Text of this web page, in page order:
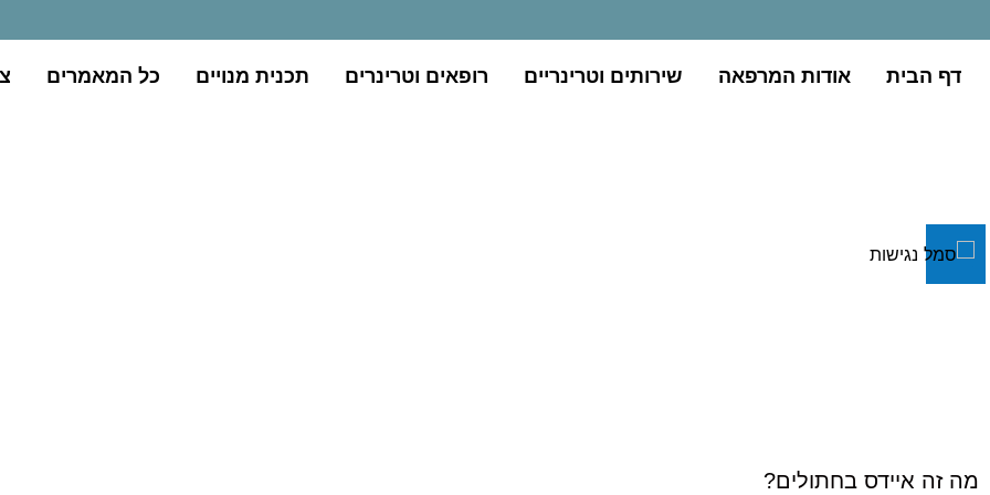
דף הבית אודות המרפאה שירותים וטרינריים רופאים וטרינרים תכנית מנויים כל המאמרים
מה זה איידס בחתולים?